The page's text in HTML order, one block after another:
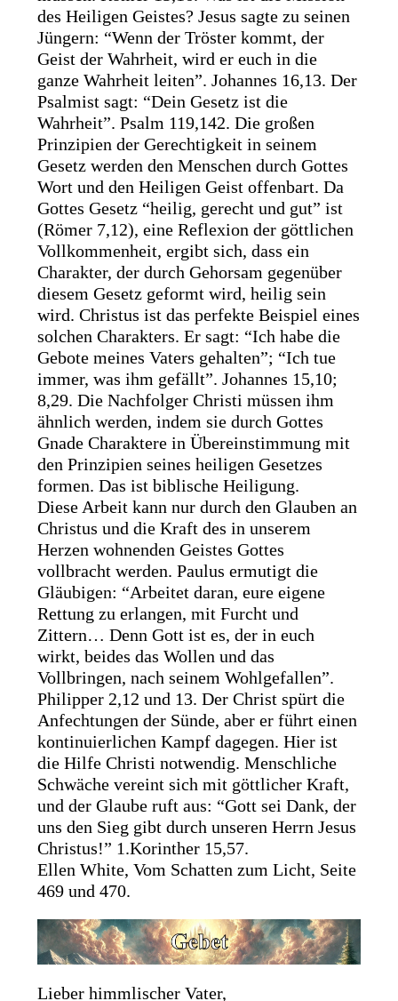
des Heiligen Geistes? Jesus sagte zu seinen
Jüngern: “Wenn der Tröster kommt, der
Geist der Wahrheit, wird er euch in die
ganze Wahrheit leiten”. Johannes 16,13. Der
Psalmist sagt: “Dein Gesetz ist die
Wahrheit”. Psalm 119,142. Die großen
Prinzipien der Gerechtigkeit in seinem
Gesetz werden den Menschen durch Gottes
Wort und den Heiligen Geist offenbart. Da
Gottes Gesetz “heilig, gerecht und gut” ist
(Römer 7,12), eine Reflexion der göttlichen
Vollkommenheit, ergibt sich, dass ein
Charakter, der durch Gehorsam gegenüber
diesem Gesetz geformt wird, heilig sein
wird. Christus ist das perfekte Beispiel eines
solchen Charakters. Er sagt: “Ich habe die
Gebote meines Vaters gehalten”; “Ich tue
immer, was ihm gefällt”. Johannes 15,10;
8,29. Die Nachfolger Christi müssen ihm
ähnlich werden, indem sie durch Gottes
Gnade Charaktere in Übereinstimmung mit
den Prinzipien seines heiligen Gesetzes
formen. Das ist biblische Heiligung.
Diese Arbeit kann nur durch den Glauben an
Christus und die Kraft des in unserem
Herzen wohnenden Geistes Gottes
vollbracht werden. Paulus ermutigt die
Gläubigen: “Arbeitet daran, eure eigene
Rettung zu erlangen, mit Furcht und
Zittern… Denn Gott ist es, der in euch
wirkt, beides das Wollen und das
Vollbringen, nach seinem Wohlgefallen”.
Philipper 2,12 und 13. Der Christ spürt die
Anfechtungen der Sünde, aber er führt einen
kontinuierlichen Kampf dagegen. Hier ist
die Hilfe Christi notwendig. Menschliche
Schwäche vereint sich mit göttlicher Kraft,
und der Glaube ruft aus: “Gott sei Dank, der
uns den Sieg gibt durch unseren Herrn Jesus
Christus!” 1.Korinther 15,57.
Ellen White, Vom Schatten zum Licht, Seite
469 und 470.
Lieber himmlischer Vater,